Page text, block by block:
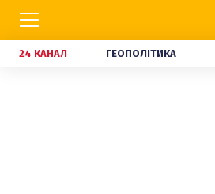
24 КАНАЛ ГЕОПОЛІТИКА